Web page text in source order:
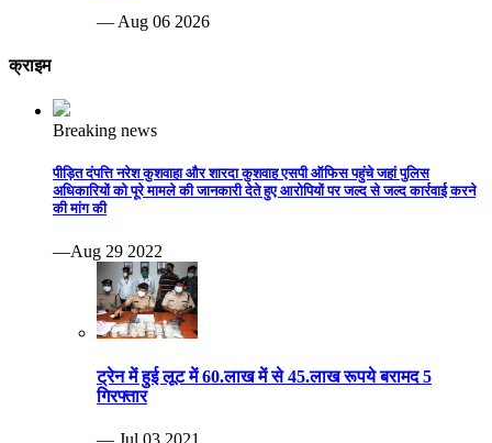
— Aug 06 2026
क्राइम
Breaking news
पीड़ित दंपत्ति नरेश कुशवाहा और शारदा कुशवाह एसपी ऑफिस पहुंचे जहां पुलिस
अधिकारियों को पूरे मामले की जानकारी देते हुए आरोपियों पर जल्द से जल्द कार्रवाई करने
की मांग की
—Aug 29 2022
ट्रेन में हुई लूट में 60.लाख में से 45.लाख रूपये बरामद 5
गिरफ्तार
— Jul 03 2021